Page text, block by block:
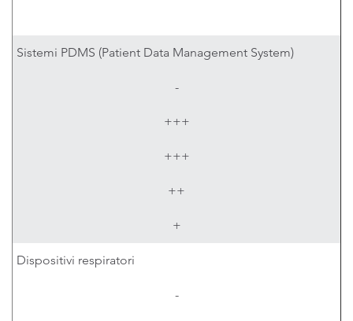
Sistemi PDMS (Patient Data Management System)
-
+++
+++
++
+
Dispositivi respiratori
-